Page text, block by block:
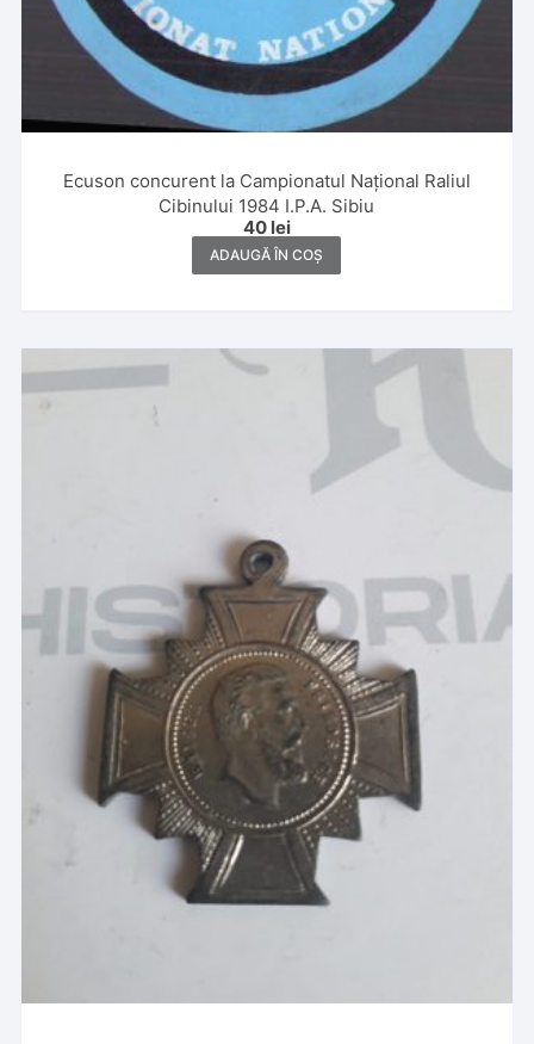
Ecuson concurent la Campionatul Național Raliul
Cibinului 1984 I.P.A. Sibiu
40 lei
ADAUGĂ ÎN COȘ